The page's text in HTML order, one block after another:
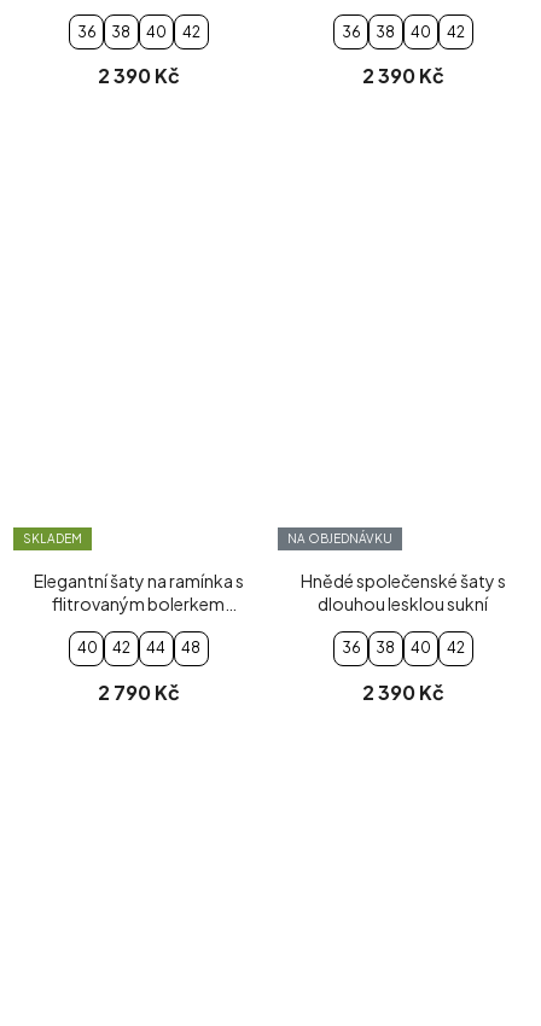
36 38 40 42
2 390 Kč
36 38 40 42
2 390 Kč
SKLADEM
Elegantní šaty na ramínka s
flitrovaným bolerkem
mocha
40 42 44 48
2 790 Kč
NA OBJEDNÁVKU
Hnědé společenské šaty s
dlouhou lesklou sukní
36 38 40 42
2 390 Kč